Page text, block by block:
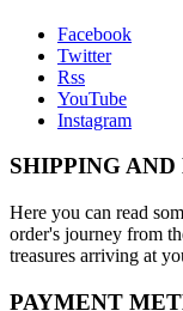
Facebook
Twitter
Rss
YouTube
Instagram
SHIPPING
Here you can read
order's journey from
treasures arriving at
PAYMENT